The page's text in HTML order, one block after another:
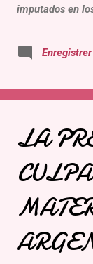
imputados en
LA